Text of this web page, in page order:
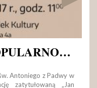
KONFERENCJA POPULARNO-NAUKOWA
Antoniego z Padwy w
zatytułowaną „Jan